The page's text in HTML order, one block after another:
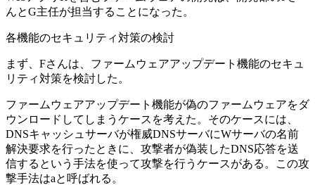
んとG主任が担当することになった。
各機能のセキュリティ対策の検討
まず、Fさんは、ファームウェアアップデート機能のセキュ
リティ対策を検討した。
ファームウェアアップデート機能が偽のファームウェアをダ
ウンロードしてしまうケースを考えた。そのケースには、
DNSキャッシュサーバが権威DNSサーバにWサーバの名前
解決要求を行ったときに、攻撃者が偽装したDNS応答を送
信するという手法を使って攻撃を行うケースがある。この攻
撃手法はaと呼ばれる。